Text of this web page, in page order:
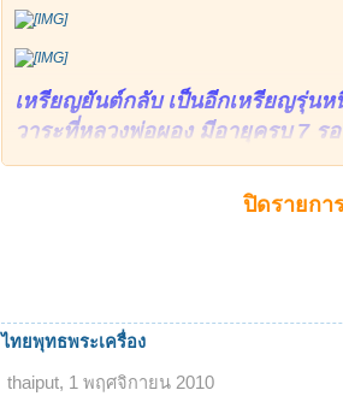
เหรียญยันต์กลับ เป็นอีกเหรียญรุ่น
วาระที่หลวงพ่อผอง มีอายุครบ 7 ร
300 เหรียญ เหรียญฝาบาตร 2,000
เหรียญดีบุก ทุกเหรียญจะมีเลขกำ
ลักษณะของเหรียญทั้ง 2 ชนิด เป็น
ด้านหน้าเหรียญ ตรงกลางจะเป็นรู
ตามขอบ เขียนว่า "๗ รอบ หลวงพ่
ปิดรายกา
ไทยพุทธพระเครื่อง
thaiput, 1 พฤศจิกายน 2010